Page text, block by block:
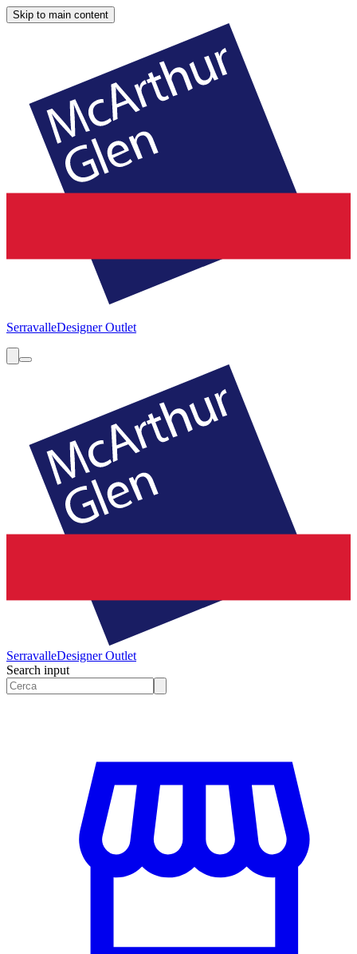
Skip to main content
SerravalleDesigner Outlet
SerravalleDesigner Outlet
Search input